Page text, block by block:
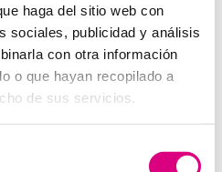
haga del sitio web con
sociales, publicidad y análisis
con otra información
o que hayan recopilado a
de sus servicios.
tu caso particular.
enviarnos un correo
o llamarnos al
de experiencia en
de servicios, así